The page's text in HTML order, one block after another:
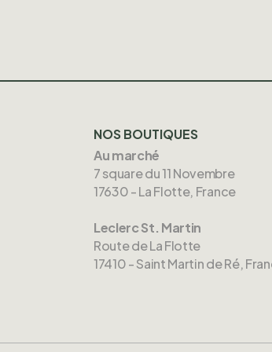
NOS BOUTIQUES
Au marché
7 square du 11 Novembre
17630 - La Flotte, France
Leclerc St. Martin
Route de La Flotte
17410 - Saint Martin de Ré,